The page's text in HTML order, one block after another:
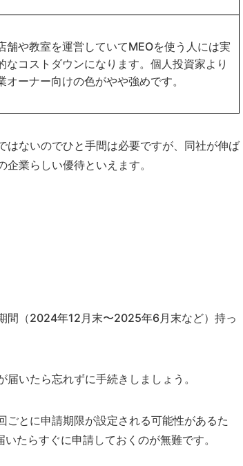
舗や教室を運営していてMEOを使う人には実
なコストダウンになります。個人投資家より
オーナー向けの色がやや強めです。
はないのでひと手間は必要ですが、同社が伸ば
業らしい優待といえます。
間（2024年12月末〜2025年6月末など）持っ
いたら忘れずに手続きしましょう。
ごとに申請期限が設定される可能性があるた
たらすぐに申請しておくのが無難です。